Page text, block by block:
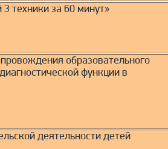
техники за 60 минут»
образовательного
функции в
деятельности детей